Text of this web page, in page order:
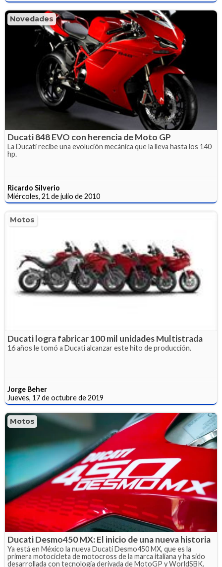
Novedades
Ducati 848 EVO con herencia de Moto GP
La Ducati recibe una evolución mecánica que la lleva hasta los 140
hp.
Ricardo Silverio
Miércoles, 21 de julio de 2010
Motos
Ducati logra fabricar 100 mil unidades Multistrada
16 años le tomó a Ducati alcanzar este hito de producción.
Jorge Beher
Jueves, 17 de octubre de 2019
Motos
Ducati Desmo450 MX: El inicio de una nueva historia
Ya está en México la nueva Ducati Desmo450 MX, que es la
primera motocicleta de motocross de la marca italiana y ha sido
desarrollada con tecnología derivada de MotoGP y WorldSBK.